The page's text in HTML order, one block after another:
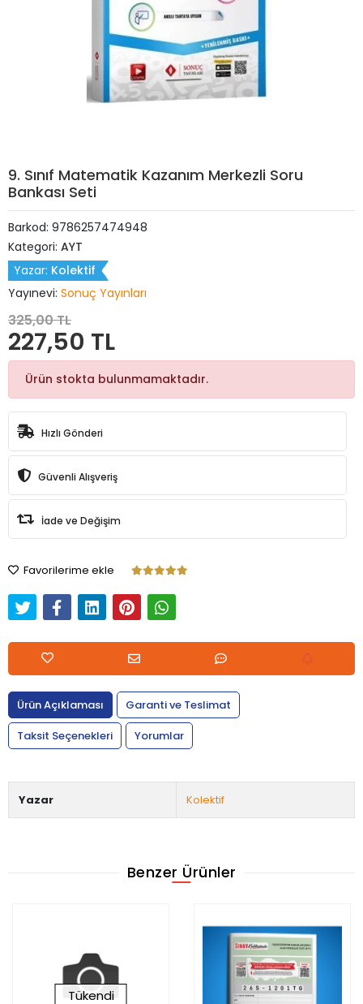
9. Sınıf Matematik Kazanım Merkezli Soru
Bankası Seti
Barkod: 9786257474948
Kategori: AYT
Yazar: Kolektif
Yayınevi: Sonuç Yayınları
325,00 TL
227,50 TL
Ürün stokta bulunmamaktadır.
Hızlı Gönderi
Güvenli Alışveriş
İade ve Değişim
Favorilerime ekle
Ürün Açıklaması
Garanti ve Teslimat
Taksit Seçenekleri
Yorumlar
Yazar Kolektif
Benzer Ürünler
Tükendi